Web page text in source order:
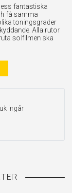
fantastiska
få samma
toningsgrader
Alla rutor
solfilmen ska
ingår